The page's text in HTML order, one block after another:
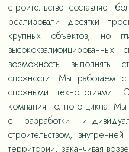
строительстве
реализовали десятки
крупных объектов, но
возможность выполнять
сложности. Мы работаем с
сложными технологиями.
компания полного цикла.
с разработки
строительством,
территории, заканчивая